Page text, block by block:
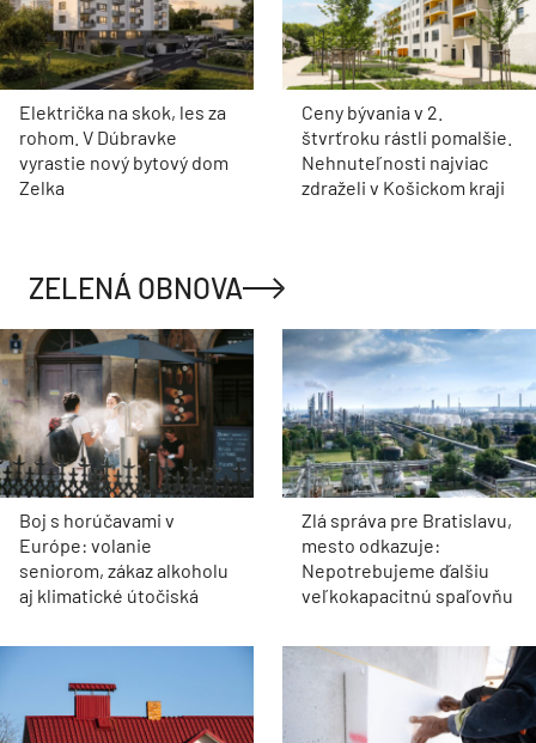
Električka na skok, les za
rohom. V Dúbravke
vyrastie nový bytový dom
Zelka
Ceny bývania v 2.
štvrťroku rástli pomalšie.
Nehnuteľnosti najviac
zdraželi v Košickom kraji
ZELENÁ OBNOVA
Boj s horúčavami v
Európe: volanie
seniorom, zákaz alkoholu
aj klimatické útočiská
Zlá správa pre Bratislavu,
mesto odkazuje:
Nepotrebujeme ďalšiu
veľkokapacitnú spaľovňu